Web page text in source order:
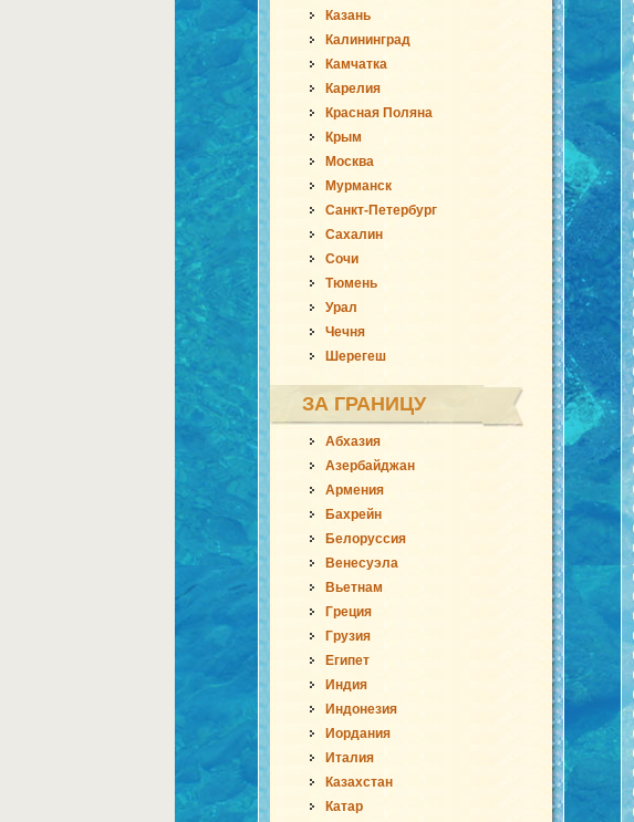
Казань
Калининград
Камчатка
Карелия
Красная Поляна
Крым
Москва
Мурманск
Санкт-Петербург
Сахалин
Сочи
Тюмень
Урал
Чечня
Шерегеш
ЗА ГРАНИЦУ
Абхазия
Азербайджан
Армения
Бахрейн
Белоруссия
Венесуэла
Вьетнам
Греция
Грузия
Египет
Индия
Индонезия
Иордания
Италия
Казахстан
Катар